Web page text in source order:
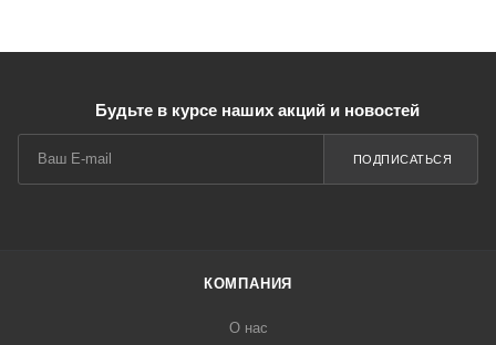
Будьте в курсе наших акций и новостей
ПОДПИСАТЬСЯ
КОМПАНИЯ
О нас